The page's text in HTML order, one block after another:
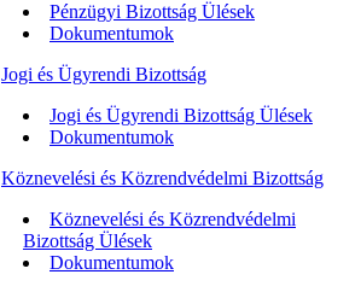
Pénzügyi Bizottság Ülések
Dokumentumok
Jogi és Ügyrendi Bizottság
Jogi és Ügyrendi Bizottság Ülések
Dokumentumok
Köznevelési és Közrendvédelmi Bizottság
Köznevelési és Közrendvédelmi
Bizottság Ülések
Dokumentumok